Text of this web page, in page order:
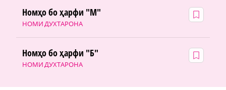
НОМИ ДУХТАРОНА
Номҳо бо ҳарфи "М"
НОМИ ДУХТАРОНА
Номҳо бо ҳарфи "Б"